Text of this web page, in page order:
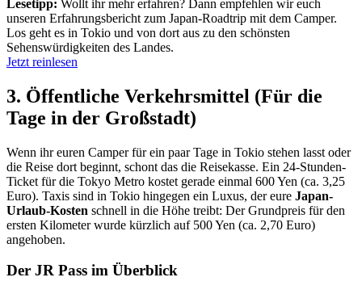
Lesetipp: Wollt ihr mehr erfahren? Dann empfehlen wir euch
unseren Erfahrungsbericht zum Japan-Roadtrip mit dem Camper.
Los geht es in Tokio und von dort aus zu den schönsten
Sehenswürdigkeiten des Landes.
Jetzt reinlesen
3. Öffentliche Verkehrsmittel (Für die
Tage in der Großstadt)
Wenn ihr euren Camper für ein paar Tage in Tokio stehen lasst oder
die Reise dort beginnt, schont das die Reisekasse. Ein 24-Stunden-
Ticket für die Tokyo Metro kostet gerade einmal 600 Yen (ca. 3,25
Euro). Taxis sind in Tokio hingegen ein Luxus, der eure Japan-
Urlaub-Kosten schnell in die Höhe treibt: Der Grundpreis für den
ersten Kilometer wurde kürzlich auf 500 Yen (ca. 2,70 Euro)
angehoben.
Der JR Pass im Überblick